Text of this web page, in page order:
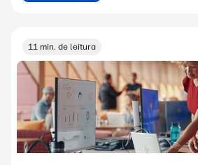
11 min. de leitura